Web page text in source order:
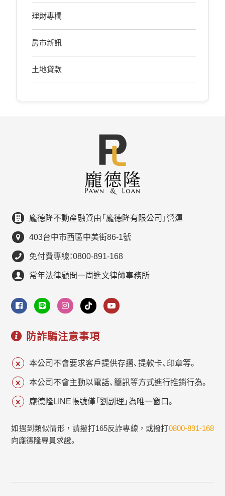
理財專欄
房市新訊
土地貸款
龐德隆不動產融資由「龐德隆有限公司」營運
403台中市西區中美街86-1號
免付費專線：0800-891-168
常年法律顧問一周進文律師事務所
防詐騙注意事項
本公司不會要求客戶提供存摺、提款卡、印章等。
本公司不會主動以電話、簡訊等方式進行推銷行為。
龐德隆LINE帳號僅「劉副理」為唯一窗口。
如遇到類似情形，請撥打165反詐專線，或撥打0800-891-168
向龐德隆專員求證。